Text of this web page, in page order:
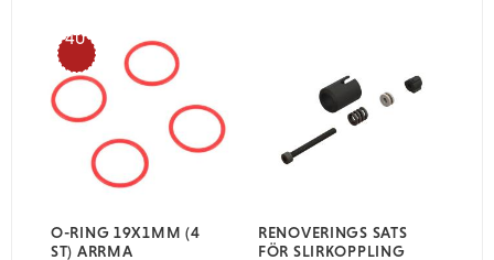
O-RING 19X1MM (4
ST) ARRMA
40
%
RENOVERINGS SATS
FÖR SLIRKOPPLING